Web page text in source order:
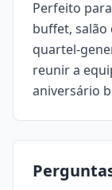
Perfeito
buffet,
quartel-
reunir a
aniversário